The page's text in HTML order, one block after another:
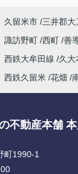
久留米市 三井郡大
諏訪野町 西町 善
西鉄大牟田線 久大
西鉄久留米 花畑
不動産本舗
町1990-1